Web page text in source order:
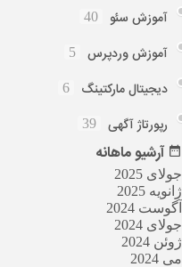
آموزش سئو 40
آموزش وردپرس 5
دیجیتال مارکتینگ 6
رپورتاژ آگهی 39
آرشیوماهانه
جولای 2025
ژانویه 2025
آگوست 2024
جولای 2024
ژوئن 2024
می 2024